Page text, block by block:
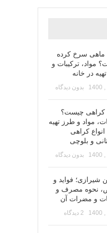
ماهی سرخ کرده
مواد، ترکیبات و
در خانه
بدون دیدگاه
کراهی چیست؟
مواد و طرز تهیه
انواع کراهی
و بلوچی
بدون دیدگاه
شیرازی؛ فواید و
نحوه مصرف و
و مضرات آن
2 دیدگاه